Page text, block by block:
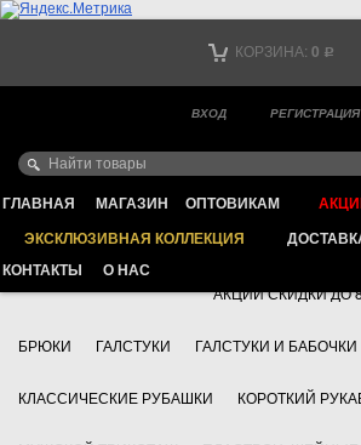
КОРЗИНА: 0 Р
ВХОД РЕГИСТРАЦИЯ
ГЛАВНАЯ МАГАЗИН ОПТОВИКАМ
ЭКСКЛЮЗИВНАЯ КОЛЛЕКЦИЯ
КОНТАКТЫ
О НАС
ИНТЕРНЕТ МАГАЗИН КЛАССИЧЕСКОЙ
+7 495 783 69 17 АКСЕССУАРЫ
АКЦИИ СКИДКИ ДО
БРЮКИ ГАЛСТУКИ ГАЛСТУКИ И БАБОЧКИ
КЛАССИЧЕСКИЕ РУБАШКИ КОРОТКИЙ